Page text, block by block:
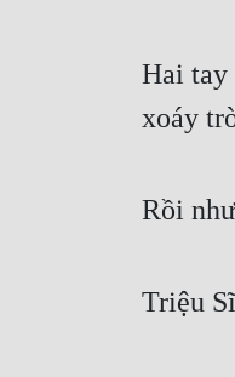
Hai tay
xoáy
Rồi
Triệu